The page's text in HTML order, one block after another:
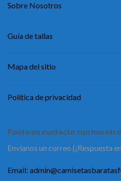
Sobre Nosotros
Guía de tallas
Mapa del sitio
Política de privacidad
Ponte en contacto con
Envíanos un correo (¡Respuesta
Email: